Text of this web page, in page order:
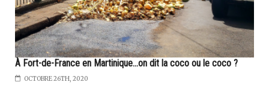
À Fort-de-France en Martinique...on dit la coco ou le coco ?
OCTOBRE 26TH, 2020